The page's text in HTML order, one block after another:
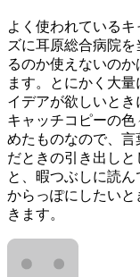
よく使われている
ズに耳原総合病院を
るのか使えないの
ます。とにかく大
イデアが欲しいとき
キャッチコピーの
めたものなので、
だときの引き出し
と、暇つぶしに読
からっぽにしたい
きます。